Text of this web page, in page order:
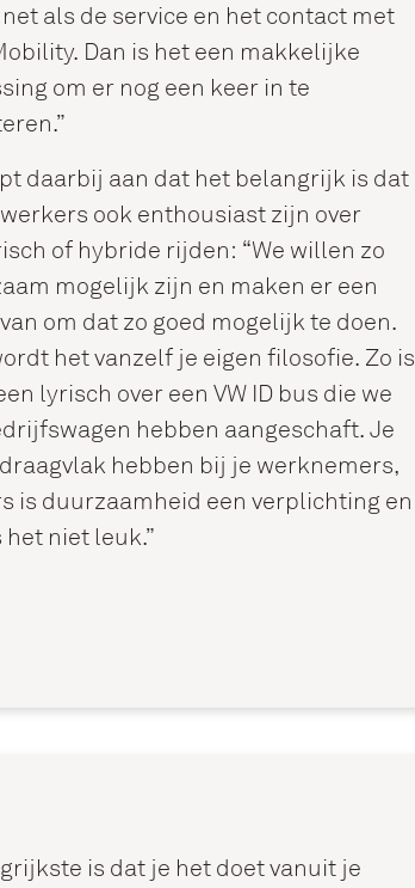
als de service en het contact met
Dan is het een makkelijke
om er nog een keer in te
daarbij aan dat het belangrijk is dat
ook enthousiast zijn over
of hybride rijden: “We willen zo
mogelijk zijn en maken er een
om dat zo goed mogelijk te doen.
het vanzelf je eigen filosofie. Zo is
lyrisch over een VW ID bus die we
hebben aangeschaft. Je
hebben bij je werknemers,
is duurzaamheid een verplichting en
het niet leuk.”
is dat je het doet vanuit je